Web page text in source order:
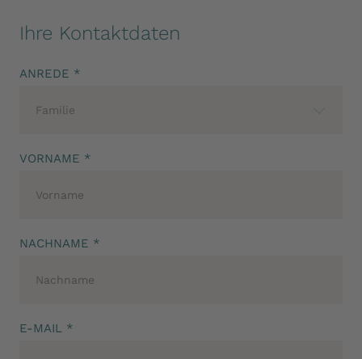
Ihre Kontaktdaten
ANREDE *
Familie
VORNAME *
NACHNAME *
E-MAIL *